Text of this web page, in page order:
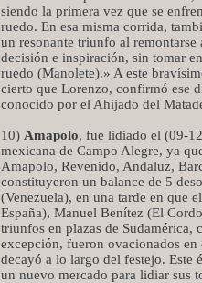
siendo la primera vez que se
ruedo. En esa misma corrida,
un resonante triunfo al remontarse
decisión e inspiración, sin tomar
ruedo (Manolete).» A este
cierto que Lorenzo, confirmó ese
conocido por el Ahijado del
10) Amapolo, fue lidiado el (09-
mexicana de Campo Alegre, ya
Amapolo, Revenido, Andaluz,
constituyeron un balance de 5
(Venezuela), en una tarde en que
España), Manuel Benítez (El
triunfos en plazas de Sudamérica,
excepción, fueron ovacionados
decayó a lo largo del festejo. Este
un nuevo mercado para lidiar sus